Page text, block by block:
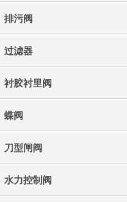
排污阀
过滤器
衬胶衬里阀
蝶阀
刀型闸阀
水力控制阀